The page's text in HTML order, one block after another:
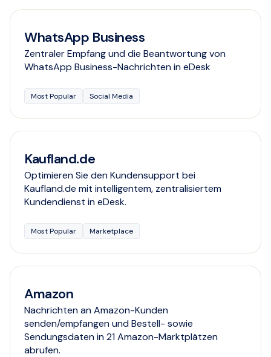
WhatsApp Business
Zentraler Empfang und die Beantwortung von
WhatsApp Business-Nachrichten in eDesk
Most Popular Social Media
Kaufland.de
Optimieren Sie den Kundensupport bei
Kaufland.de mit intelligentem, zentralisiertem
Kundendienst in eDesk.
Most Popular Marketplace
Amazon
Nachrichten an Amazon-Kunden
senden/empfangen und Bestell- sowie
Sendungsdaten in 21 Amazon-Marktplätzen
abrufen.